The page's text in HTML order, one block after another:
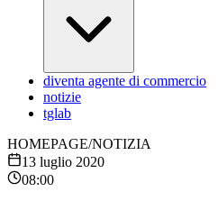
diventa agente di commercio
notizie
tglab
HOMEPAGE/NOTIZIA
13 luglio 2020
08:00